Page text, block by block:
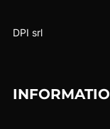
DPI srl